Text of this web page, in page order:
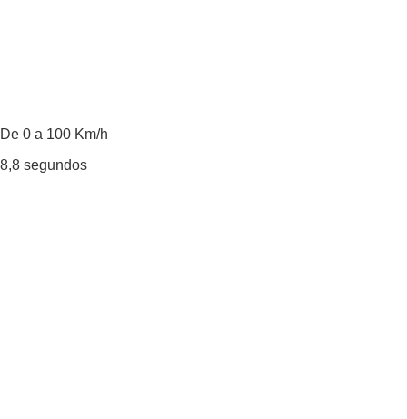
De 0 a 100 Km/h
8,8 segundos